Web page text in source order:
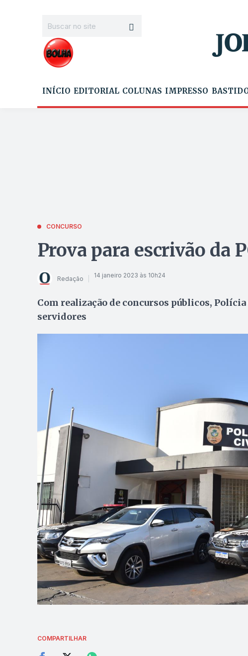
INÍCIO EDITORIAL COLUNAS IMPRESSO
CONCURSO
Prova para escrivão da
Redação 14 janeiro 2023 às 10h24
Com realização de concursos públicos,
servidores
COMPARTILHAR